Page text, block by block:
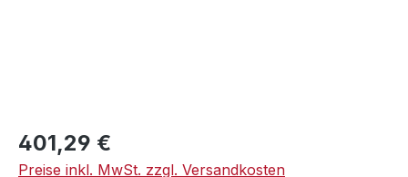
Regulärer Preis:
401,29 €
Preise inkl. MwSt. zzgl. Versandkosten